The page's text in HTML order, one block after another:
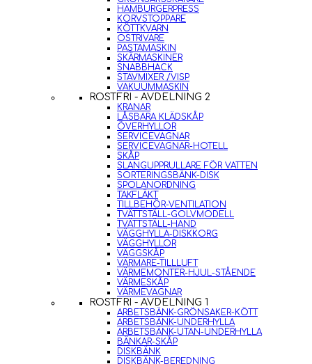
HAMBURGERPRESS
KORVSTOPPARE
KÖTTKVARN
OSTRIVARE
PASTAMASKIN
SKÄRMASKINER
SNABBHACK
STAVMIXER /VISP
VAKUUMMASKIN
ROSTFRI - AVDELNING 2
KRANAR
LÅSBARA KLÄDSKÅP
ÖVERHYLLOR
SERVICEVAGNAR
SERVICEVAGNAR-HOTELL
SKÅP
SLANGUPPRULLARE FÖR VATTEN
SORTERINGSBÄNK-DISK
SPOLANORDNING
TAKFLÄKT
TILLBEHÖR-VENTILATION
TVÄTTSTÄLL-GOLVMODELL
TVÄTTSTÄLL-HAND
VÄGGHYLLA-DISKKORG
VÄGGHYLLOR
VÄGGSKÅP
VÄRMARE-TILLLUFT
VÄRMEMONTER-HJUL-STÅENDE
VÄRMESKÅP
VÄRMEVAGNAR
ROSTFRI - AVDELNING 1
ARBETSBÄNK-GRÖNSAKER-KÖTT
ARBETSBÄNK-UNDERHYLLA
ARBETSBÄNK-UTAN-UNDERHYLLA
BÄNKAR-SKÅP
DISKBÄNK
DISKBÄNK-BEREDNING